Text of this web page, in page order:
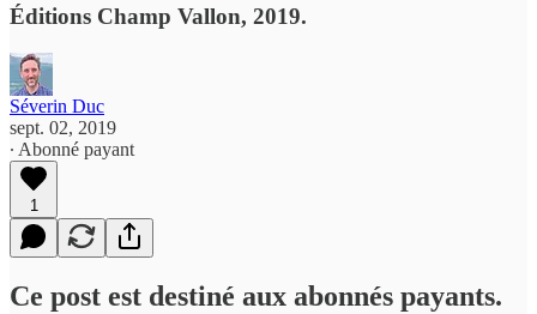
Éditions Champ Vallon, 2019.
Séverin Duc
sept. 02, 2019
∙ Abonné payant
1
Ce post est destiné aux abonnés payants.